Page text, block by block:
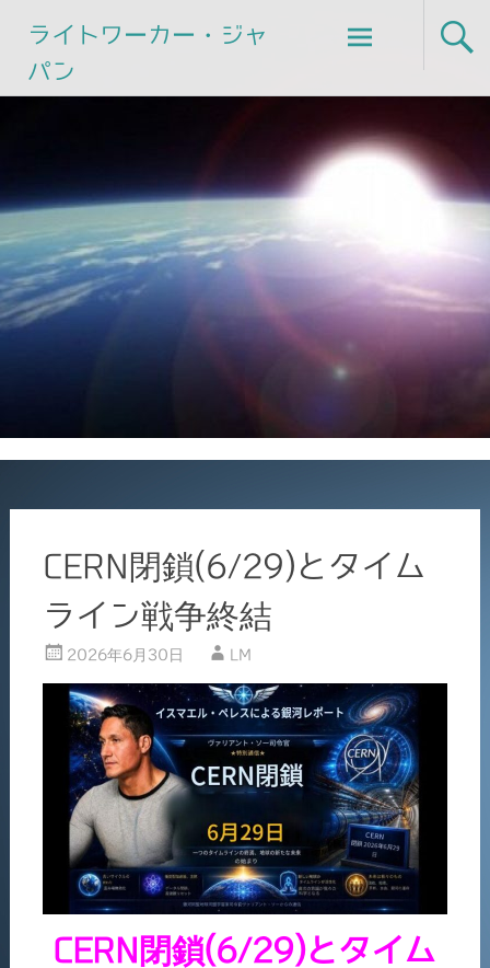
ライトワーカー・ジャ
パン
Skip
to
CERN閉鎖(6/29)とタイム
ライン戦争終結
2026年6月30日 LM
CERN閉鎖(6/29)とタイム